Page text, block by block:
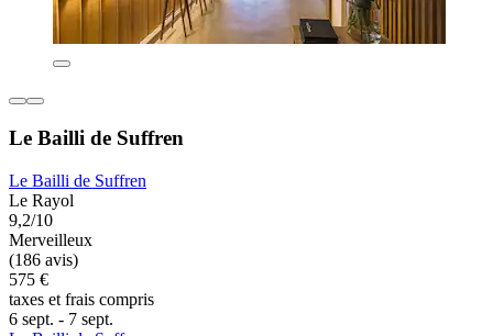
Le Bailli de Suffren
Le Bailli de Suffren
Le Rayol
9,2/10
Merveilleux
(186 avis)
575 €
taxes et frais compris
6 sept. - 7 sept.